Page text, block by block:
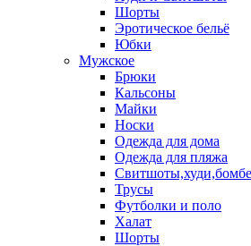
Шорты
Эротическое бельё
Юбки
Мужское
Брюки
Кальсоны
Майки
Носки
Одежда для дома
Одежда для пляжа
Трусы
Футболки и поло
Халат
Шорты